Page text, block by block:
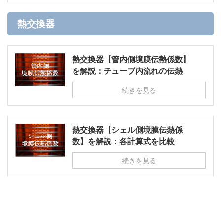
熱交換器
熱交換器【管内側境膜伝熱係数】
を解説：チューブ内流れの伝熱
続きを見る
熱交換器【シェル側境膜伝熱係
数】を解説：各計算式を比較
続きを見る